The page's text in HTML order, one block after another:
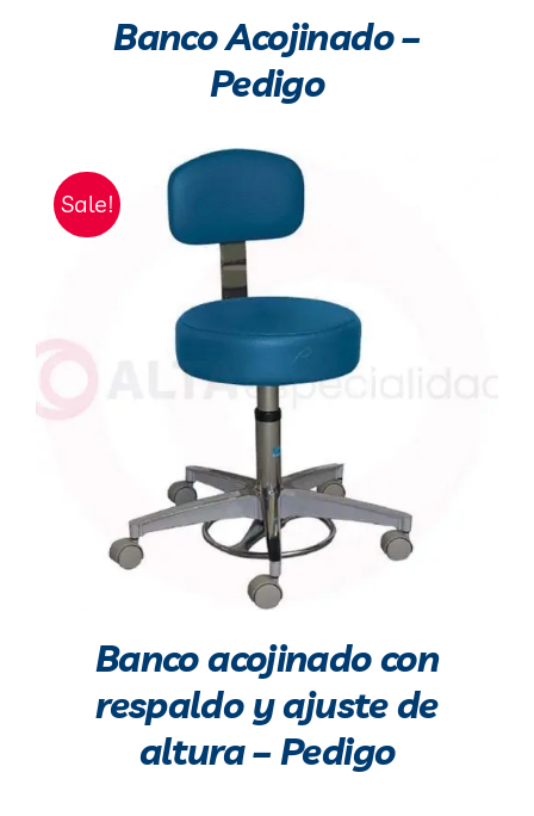
Banco Acojinado –
Pedigo
Sale!
Banco acojinado con
respaldo y ajuste de
altura – Pedigo